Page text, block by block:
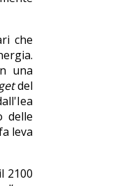
che
una
del
delle
leva
2100